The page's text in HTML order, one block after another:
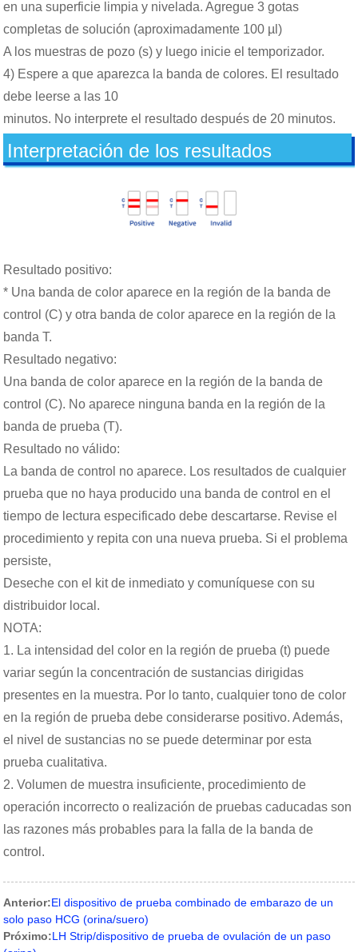
en una superficie limpia y nivelada. Agregue 3 gotas
completas de solución (aproximadamente 100 µl)
A los muestras de pozo (s) y luego inicie el temporizador.
4) Espere a que aparezca la banda de colores. El resultado
debe leerse a las 10
minutos. No interprete el resultado después de 20 minutos.
Interpretación de los resultados
Resultado positivo:
* Una banda de color aparece en la región de la banda de
control (C) y otra banda de color aparece en la región de la
banda T.
Resultado negativo:
Una banda de color aparece en la región de la banda de
control (C). No aparece ninguna banda en la región de la
banda de prueba (T).
Resultado no válido:
La banda de control no aparece. Los resultados de cualquier
prueba que no haya producido una banda de control en el
tiempo de lectura especificado debe descartarse. Revise el
procedimiento y repita con una nueva prueba. Si el problema
persiste,
Deseche con el kit de inmediato y comuníquese con su
distribuidor local.
NOTA:
1. La intensidad del color en la región de prueba (t) puede
variar según la concentración de sustancias dirigidas
presentes en la muestra. Por lo tanto, cualquier tono de color
en la región de prueba debe considerarse positivo. Además,
el nivel de sustancias no se puede determinar por esta
prueba cualitativa.
2. Volumen de muestra insuficiente, procedimiento de
operación incorrecto o realización de pruebas caducadas son
las razones más probables para la falla de la banda de
control.
Anterior:El dispositivo de prueba combinado de embarazo de un
solo paso HCG (orina/suero)
Próximo:LH Strip/dispositivo de prueba de ovulación de un paso